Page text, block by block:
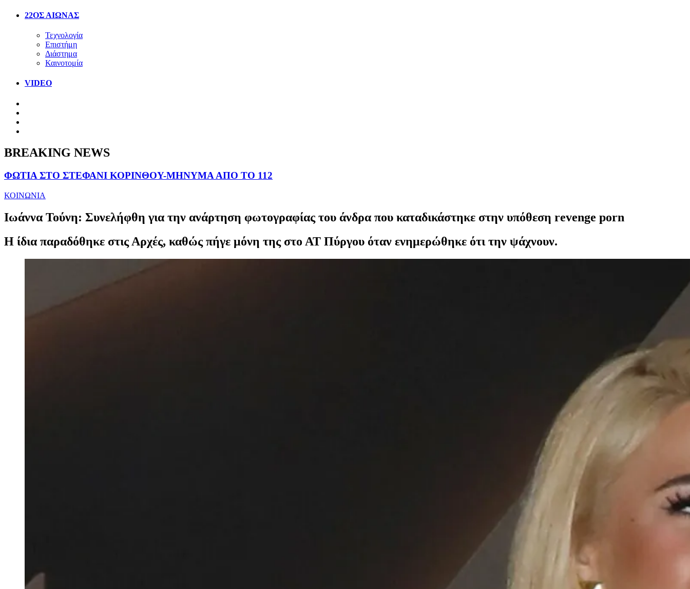
22ΟΣ ΑΙΩΝΑΣ
Τεχνολογία
Επιστήμη
Διάστημα
Καινοτομία
VIDEO
BREAKING NEWS
ΦΩΤΙΑ ΣΤΟ ΣΤΕΦΑΝΙ ΚΟΡΙΝΘΟΥ-ΜΗΝΥΜΑ ΑΠΟ ΤΟ 112
ΚΟΙΝΩΝΙΑ
Ιωάννα Τούνη: Συνελήφθη για την ανάρτηση φωτογραφίας του άνδρα που καταδικάστηκε στην υπόθεση revenge porn
Η ίδια παραδόθηκε στις Αρχές, καθώς πήγε μόνη της στο ΑΤ Πύργου όταν ενημερώθηκε ότι την ψάχνουν.